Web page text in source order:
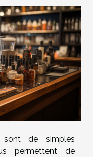
sont de simples
permettent de